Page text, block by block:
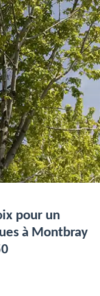
pour un
à Montbray